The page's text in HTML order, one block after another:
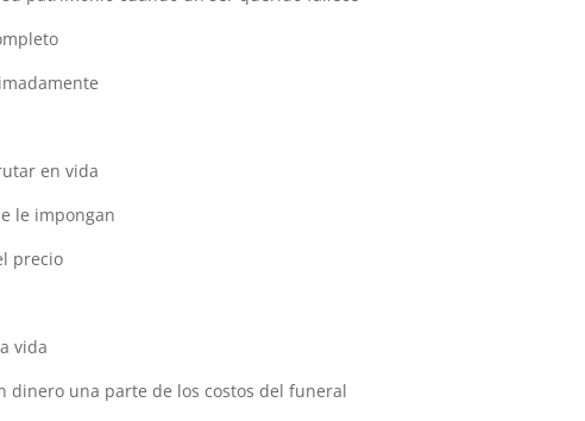
en vida
le impongan
precio
vida
dinero una parte de los costos del funeral